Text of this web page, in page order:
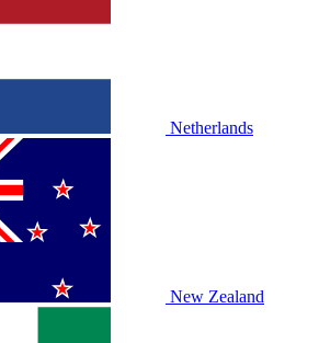
Netherlands
New Zealand